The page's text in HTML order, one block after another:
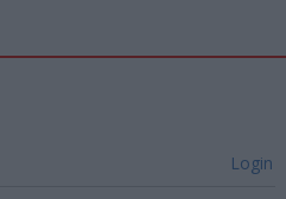
Login